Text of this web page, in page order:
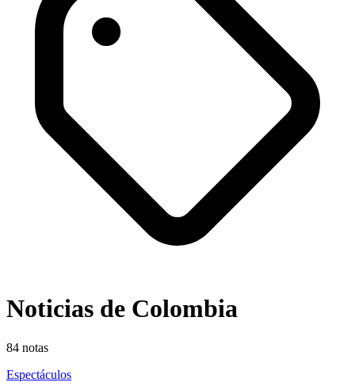
Noticias de Colombia
84 notas
Espectáculos